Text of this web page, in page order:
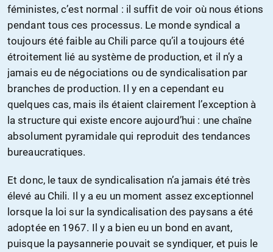
féministes, c’est normal : il suffit de voir où nous étions
pendant tous ces processus. Le monde syndical a
toujours été faible au Chili parce qu’il a toujours été
étroitement lié au système de production, et il n’y a
jamais eu de négociations ou de syndicalisation par
branches de production. Il y en a cependant eu
quelques cas, mais ils étaient clairement l’exception à
la structure qui existe encore aujourd’hui : une chaîne
absolument pyramidale qui reproduit des tendances
bureaucratiques.
Et donc, le taux de syndicalisation n’a jamais été très
élevé au Chili. Il y a eu un moment assez exceptionnel
lorsque la loi sur la syndicalisation des paysans a été
adoptée en 1967. Il y a bien eu un bond en avant,
puisque la paysannerie pouvait se syndiquer, et puis le